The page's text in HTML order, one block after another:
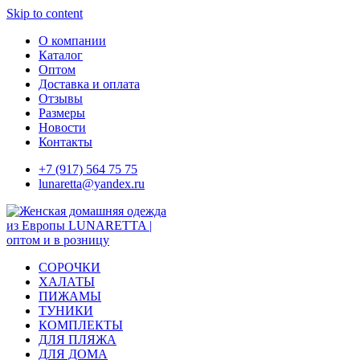
Skip to content
О компании
Каталог
Оптом
Доставка и оплата
Отзывы
Размеры
Новости
Контакты
+7 (917) 564 75 75
lunaretta@yandex.ru
СОРОЧКИ
ХАЛАТЫ
ПИЖАМЫ
ТУНИКИ
КОМПЛЕКТЫ
ДЛЯ ПЛЯЖА
ДЛЯ ДОМА